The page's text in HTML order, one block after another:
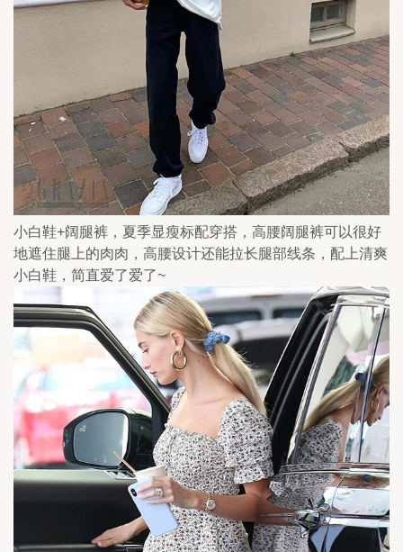
小白鞋+阔腿裤，夏季显瘦标配穿搭，高腰阔腿裤可以很好
地遮住腿上的肉肉，高腰设计还能拉长腿部线条，配上清爽
小白鞋，简直爱了爱了~